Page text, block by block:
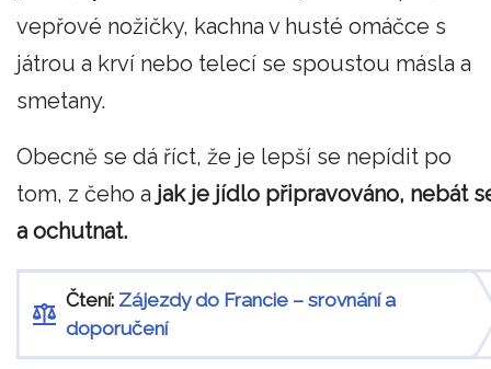
vepřové nožičky, kachna v husté omáčce s
játrou a krví nebo telecí se spoustou másla a
smetany.
Obecně se dá říct, že je lepší se nepídit po
tom, z čeho a jak je jídlo připravováno, nebát
a ochutnat.
Čtení: Zájezdy do Francie – srovnání a
doporučení